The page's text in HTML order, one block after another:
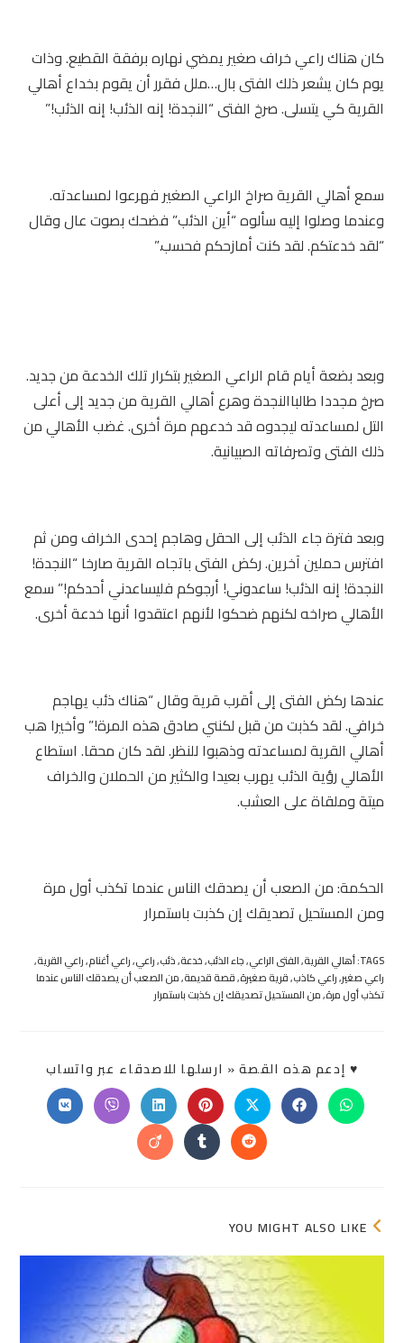
كان هناك راعي خراف صغير يمضي نهاره برفقة القطيع. وذات
يوم كان يشعر ذلك الفتى بال…ملل فقرر أن يقوم بخداع أهالي
القرية كي يتسلى. صرخ الفتى “النجدة! إنه الذئب! إنه الذئب!”
سمع أهالي القرية صراخ الراعي الصغير فهرعوا لمساعدته.
وعندما وصلوا إليه سألوه “أين الذئب” فضحك بصوت عال وقال
“لقد خدعتكم. لقد كنت أمازحكم فحسب.”
وبعد بضعة أيام قام الراعي الصغير بتكرار تلك الخدعة من جديد.
صرخ مجددا طالباالنجدة وهرع أهالي القرية من جديد إلى أعلى
التل لمساعدته ليجدوه قد خدعهم مرة أخرى. غضب الأهالي من
ذلك الفتى وتصرفاته الصبيانية.
وبعد فترة جاء الذئب إلى الحقل وهاجم إحدى الخراف ومن ثم
افترس حملين آخرين. ركض الفتى باتجاه القرية صارخا “النجدة!
النجدة! إنه الذئب! ساعدوني! أرجوكم فليساعدني أحدكم!” سمع
الأهالي صراخه لكنهم ضحكوا لأنهم اعتقدوا أنها خدعة أخرى.
عندها ركض الفتى إلى أقرب قرية وقال “هناك ذئب يهاجم
خرافي. لقد كذبت من قبل لكنني صادق هذه المرة!” وأخيرا هب
أهالي القرية لمساعدته وذهبوا للنظر. لقد كان محقا. استطاع
الأهالي رؤية الذئب يهرب بعيدا والكثير من الحملان والخراف
ميتة وملقاة على العشب.
الحكمة: من الصعب أن يصدقك الناس عندما تكذب أول مرة
ومن المستحيل تصديقك إن كذبت باستمرار
TAGS: أهالي القرية,الفتى الراعي,جاء الذئب,خدعة,ذئب,راعي,راعي أغنام,راعي القرية,
راعي صغير,راعي كاذب,قرية صغيرة,قصة قديمة,من الصعب أن يصدقك الناس عندما
تكذب أول مرة,من المستحيل تصديقك إن كذبت باستمرار
♥ إدعم هذه القصة « ارسلها للاصدقاء عبر واتسابSHARE
Opens
in
Opens
in
window
Opens
in
a
new
window
Opens
in
a
new
window
Opens
in
a
new
window
Opens
in
Opens
in
Opens
in
Opens
in
Opens
in
YOU MIGHT ALSO LIKE